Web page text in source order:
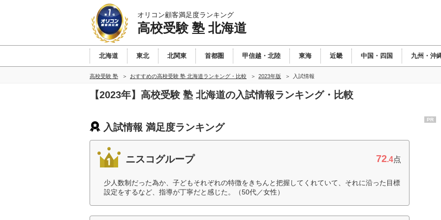
オリコン顧客満足度ランキング
高校受験 塾 北海道
北海道 東北 北関東 首都圏 甲信越・北陸 東海 近畿 中国・四国 九州・沖
高校受験 塾 おすすめの高校受験 塾 北海道ランキング・比較 2023年版 入試情報
【2023年】高校受験 塾 北海道の入試情報ランキング・比較
入試情報 満足度ランキング
ニスコグループ 72.4点
少人数制だった為か、子どもそれぞれの特徴をきちんと把握してくれていて、それに沿った目標
設定をするなど、指導が丁寧だと感じた。（50代／女性）
PR